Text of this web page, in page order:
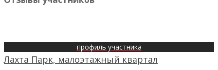
профиль участника
Лахта Парк, малоэтажный квартал